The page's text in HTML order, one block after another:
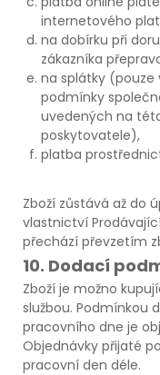
internetového
na dobírku při
zákazníka
na splátky (pouze
podmínky
uvedených na
poskytovatele),
platba
Zboží zůstává až do
vlastnictví
přechází převzetím
10. Dodací
Zboží je možno
službou. Podmínkou
pracovního dne je
Objednávky přijaté
pracovní den déle.